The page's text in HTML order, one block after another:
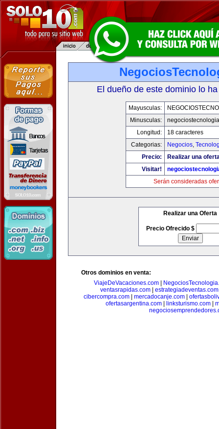
El dueño de este dominio lo
Mayusculas:
Minusculas:
Longitud:
18 caracteres
Categorias:
Negocios,
Precio:
Realizar una
Visitar!
Serán consideradas
Realizar una Oferta
Precio Ofrecido $
Otros dominios en venta:
ViajeDeVacaciones.com
ventasrapidas.com
estrategiadeventas.com
cibercompra.com| mercadocanje.com|
ofertasargentina.com| linksturismo.com|